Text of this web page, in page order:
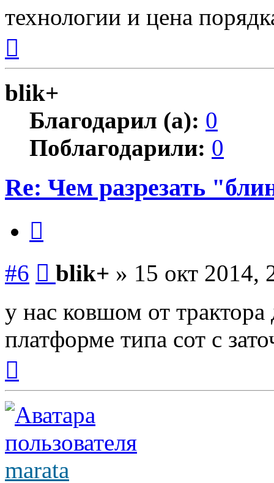
технологии и цена
началу
blik+
Благодарил (а): 0
Поблагодарили: 0
Re: Чем разрезать
#6 blik+ » 15 окт 2014,
у нас ковшом от
платформе типа сот с
началу
marata